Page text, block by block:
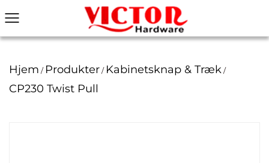
Hjem / Produkter / Kabinetsknap & Træk /
CP230 Twist Pull